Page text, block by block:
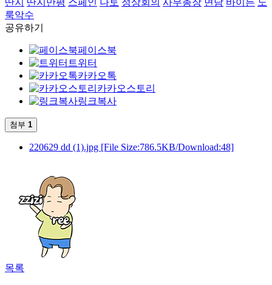
룩악수
공유하기
페이스북
트위터
카카오톡
카카오스토리
링크복사
첨부 1
220629 dd (1).jpg [File Size:786.5KB/Download:48]
목록